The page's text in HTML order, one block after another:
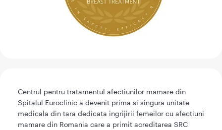
Centrul pentru tratamentul afectiunilor mamare din
Spitalul Euroclinic a devenit prima si singura unitate
medicala din tara dedicata ingrijirii femeilor cu afectiuni
mamare din Romania care a primit acreditarea SRC